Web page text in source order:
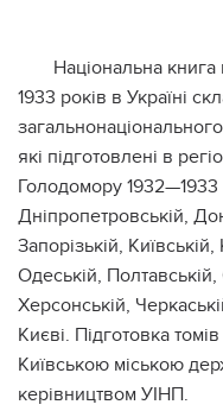
Національна
1933 років в Україні
які підготовлені в
Голодомору 1932—1933
Дніпропетровській,
Запорізькій,
Одеській, Полтавській,
Херсонській,
Києві. Підготовка
Київською міською
керівництвом УІНП.